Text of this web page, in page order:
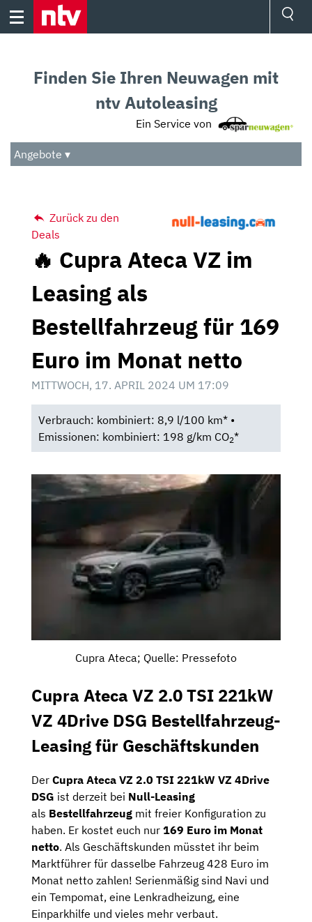
Skip
Audio
Das Beste
Finden Sie Ihren Neuwagen mit
ntv Autoleasing
Ein Service von
Angebote ▾
Zurück zu den
Deals
🔥 Cupra Ateca VZ im
Leasing als
Bestellfahrzeug für 169
Euro im Monat netto
MITTWOCH, 17. APRIL 2024 UM 17:09
Verbrauch: kombiniert: 8,9 l/100 km* •
Emissionen: kombiniert: 198 g/km CO2*
Cupra Ateca; Quelle: Pressefoto
Cupra Ateca VZ 2.0 TSI 221kW
VZ 4Drive DSG Bestellfahrzeug-
Leasing für Geschäftskunden
Der Cupra Ateca VZ 2.0 TSI 221kW VZ 4Drive
DSG ist derzeit bei Null-Leasing
als Bestellfahrzeug mit freier Konfiguration zu
haben. Er kostet euch nur 169 Euro im Monat
netto. Als Geschäftskunden müsstet ihr beim
Marktführer für dasselbe Fahrzeug 428 Euro im
Monat netto zahlen! Serienmäßig sind Navi und
ein Tempomat, eine Lenkradheizung, eine
Einparkhilfe und vieles mehr verbaut.